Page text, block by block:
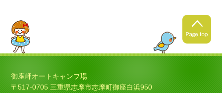
御座岬オートキャンプ場
〒517-0705 三重県志摩市志摩町御座白浜950